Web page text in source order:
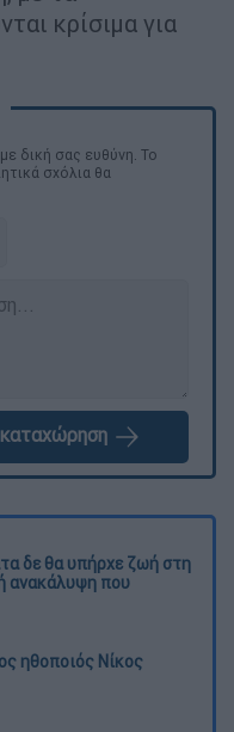
κρίσιμα για
δική σας ευθύνη. Το
σχόλια θα
καταχώρηση
δε θα υπήρχε ζωή στη
ανακάλυψη που
ηθοποιός Νίκος